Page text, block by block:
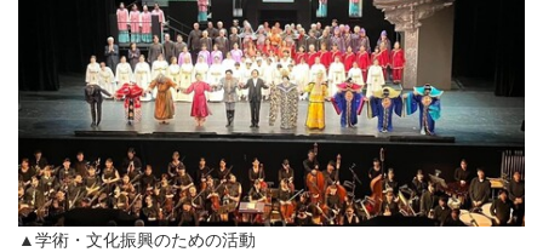
▲学術・文化振興のための活動